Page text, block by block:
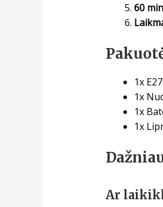
60
1x
1x
1x
1x
Ar